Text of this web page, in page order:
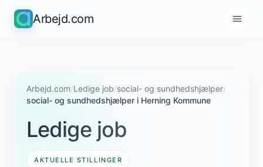
Arbejd.com
Arbejd.com/Ledige job/social- og sundhedshjælper/
social- og sundhedshjælper i Herning Kommune
Ledige job
AKTUELLE STILLINGER